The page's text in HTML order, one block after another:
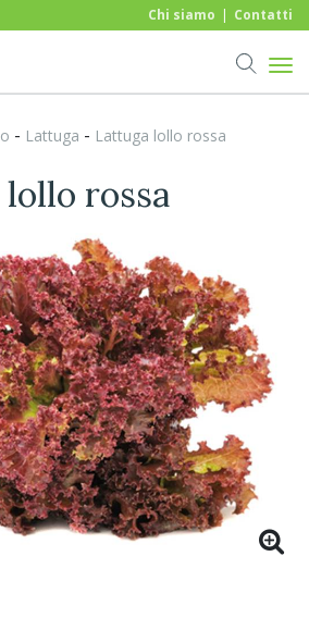
Chi siamo Contatti
- Lattuga - Lattuga lollo rossa
lollo rossa